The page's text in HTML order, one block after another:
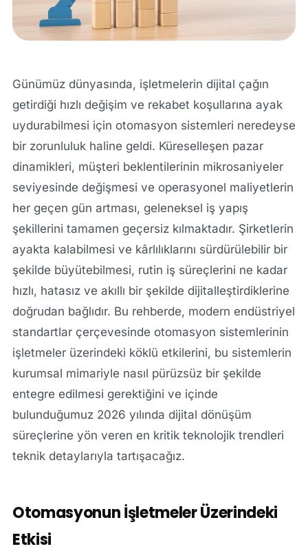
Günümüz dünyasında, işletmelerin dijital çağın
getirdiği hızlı değişim ve rekabet koşullarına ayak
uydurabilmesi için otomasyon sistemleri neredeyse
bir zorunluluk haline geldi. Küreselleşen pazar
dinamikleri, müşteri beklentilerinin mikrosaniyeler
seviyesinde değişmesi ve operasyonel maliyetlerin
her geçen gün artması, geleneksel iş yapış
şekillerini tamamen geçersiz kılmaktadır. Şirketlerin
ayakta kalabilmesi ve kârlılıklarını sürdürülebilir bir
şekilde büyütebilmesi, rutin iş süreçlerini ne kadar
hızlı, hatasız ve akıllı bir şekilde dijitalleştirdiklerine
doğrudan bağlıdır. Bu rehberde, modern endüstriyel
standartlar çerçevesinde otomasyon sistemlerinin
işletmeler üzerindeki köklü etkilerini, bu sistemlerin
kurumsal mimariyle nasıl pürüzsüz bir şekilde
entegre edilmesi gerektiğini ve içinde
bulunduğumuz 2026 yılında dijital dönüşüm
süreçlerine yön veren en kritik teknolojik trendleri
teknik detaylarıyla tartışacağız.
Otomasyonun İşletmeler Üzerindeki
Etkisi